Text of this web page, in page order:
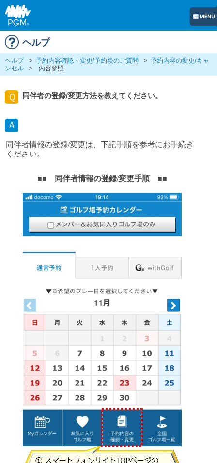
ヘルプ
ヘルプ > 予約内容確認・変更/予約後のご質問 > 予約内容の変更/キャ
ンセル
> 内容参照
Ｑ 同伴者の登録/変更方法を教えてください。
Ａ
同伴者情報の登録/変更は、下記手順を参考にお手続き
ください。
■■ 同伴者情報の登録/変更手順 ■■